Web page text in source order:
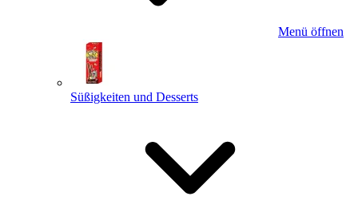
Menü öffnen
Süßigkeiten und Desserts